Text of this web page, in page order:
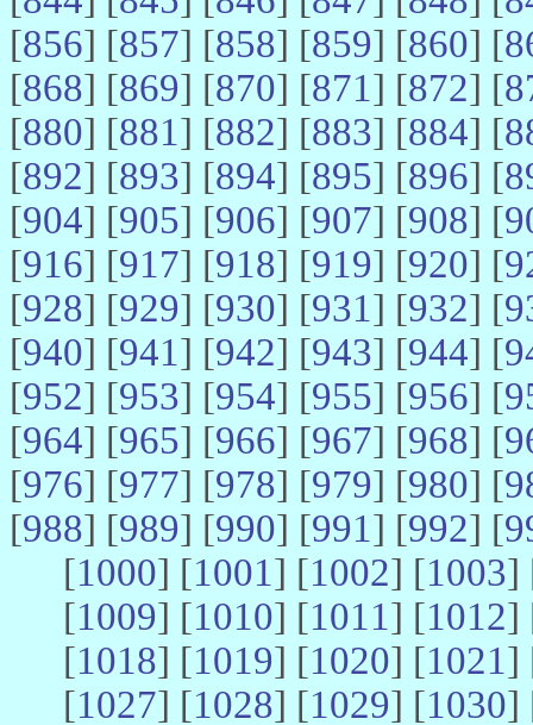
[856] [857] [858] [859] [860] [
[868] [869] [870] [871] [872] [
[880] [881] [882] [883] [884] [
[892] [893] [894] [895] [896] [
[904] [905] [906] [907] [908] [
[916] [917] [918] [919] [920] [
[928] [929] [930] [931] [932] [
[940] [941] [942] [943] [944] [
[952] [953] [954] [955] [956] [
[964] [965] [966] [967] [968] [
[976] [977] [978] [979] [980] [
[988] [989] [990] [991] [992] [
[1000] [1001] [1002] [1003]
[1009] [1010] [1011] [1012]
[1018] [1019] [1020] [1021]
[1027] [1028] [1029] [1030]